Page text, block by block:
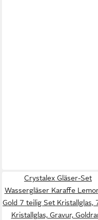
Crystalex Gläser-Set
Wassergläser Karaffe
Gold 7 teilig Set Kristallglas,
Kristallglas, Gravur,